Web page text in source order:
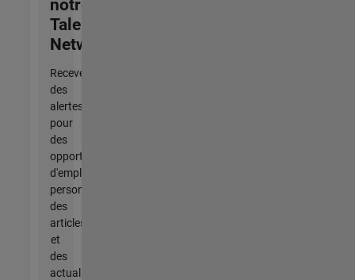
notre
Talent
Network
Recevez
des
alertes
pour
des
opportunités
d'emploi
personnalisées,
des
articles
et
des
actualités